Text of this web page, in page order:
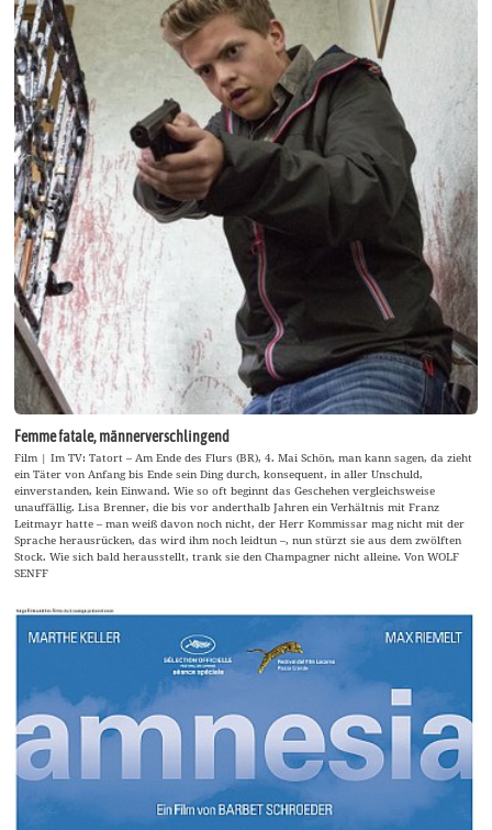
Femme fatale, männerverschlingend
Film | Im TV: Tatort – Am Ende des Flurs (BR), 4. Mai Schön, man kann sagen, da zieht
ein Täter von Anfang bis Ende sein Ding durch, konsequent, in aller Unschuld,
einverstanden, kein Einwand. Wie so oft beginnt das Geschehen vergleichsweise
unauffällig. Lisa Brenner, die bis vor anderthalb Jahren ein Verhältnis mit Franz
Leitmayr hatte – man weiß davon noch nicht, der Herr Kommissar mag nicht mit der
Sprache herausrücken, das wird ihm noch leidtun –, nun stürzt sie aus dem zwölften
Stock. Wie sich bald herausstellt, trank sie den Champagner nicht alleine. Von WOLF
SENFF